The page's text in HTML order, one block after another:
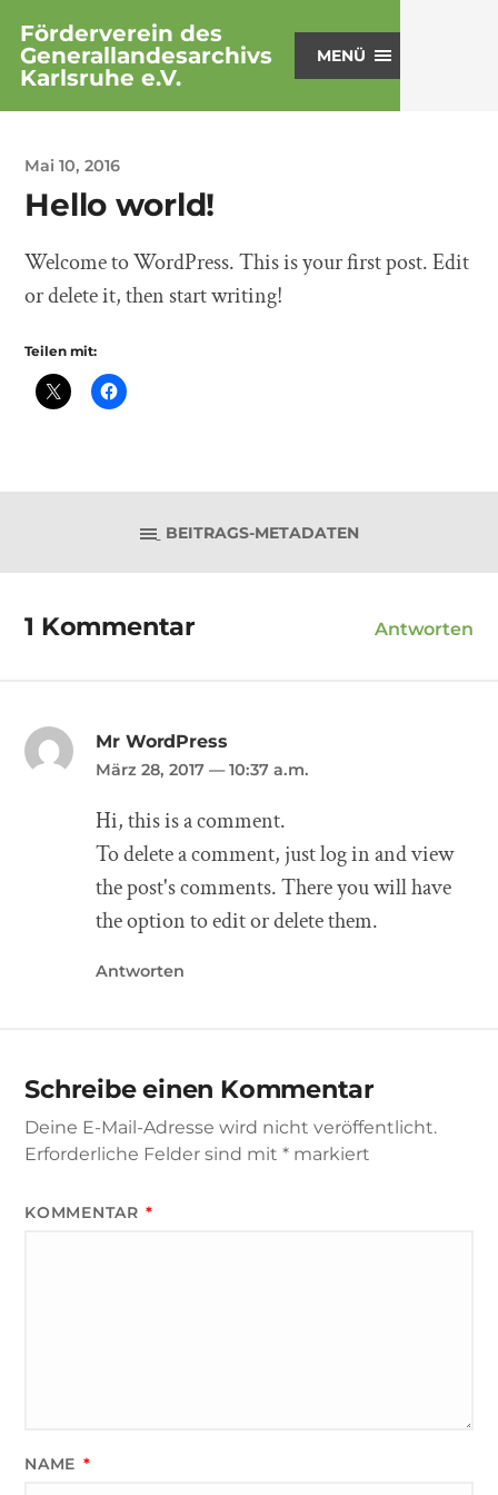
Förderverein des
Generallandesarchivs
Karlsruhe e.V.
MENÜ
Mai 10, 2016
Hello world!
Welcome to WordPress. This is your first post. Edit
or delete it, then start writing!
Teilen mit:
BEITRAGS-METADATEN
1 Kommentar Antworten
Mr WordPress
März 28, 2017 — 10:37 a.m.
Hi, this is a comment.
To delete a comment, just log in and view
the post's comments. There you will have
the option to edit or delete them.
Antworten
Schreibe einen Kommentar
Deine E-Mail-Adresse wird nicht veröffentlicht.
Erforderliche Felder sind mit* markiert
KOMMENTAR *
NAME *